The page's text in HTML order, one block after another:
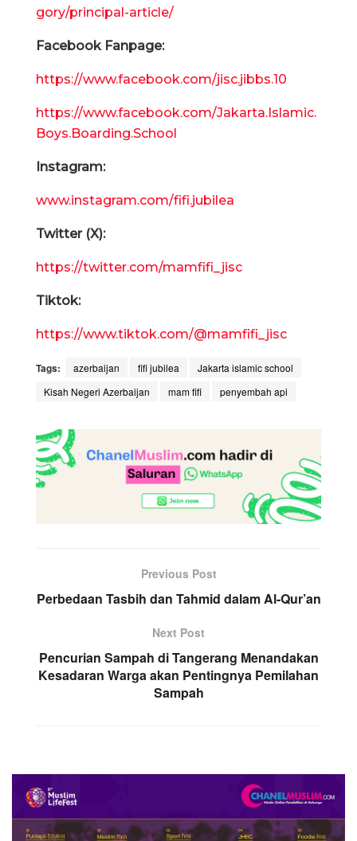
gory/principal-article/
Facebook Fanpage:
https://www.facebook.com/jisc.jibbs.10
https://www.facebook.com/Jakarta.Islamic.
Boys.Boarding.School
Instagram:
www.instagram.com/fifi.jubilea
Twitter (X):
https://twitter.com/mamfifi_jisc
Tiktok:
https://www.tiktok.com/@mamfifi_jisc
Tags: azerbaijan fifi jubilea
Jakarta islamic school
Kisah Negeri Azerbaijan
mam fifi penyembah api
Previous Post
Perbedaan Tasbih dan Tahmid dalam Al-Qur’an
Next Post
Pencurian Sampah di Tangerang Menandakan
Kesadaran Warga akan Pentingnya Pemilahan
Sampah